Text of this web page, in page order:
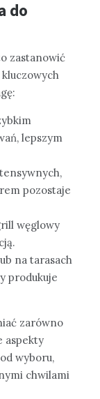
do
zastanowić
lepszym
pozostaje
węglowy
na tarasach
produkuje
zarówno
aspekty
wyboru,
chwilami